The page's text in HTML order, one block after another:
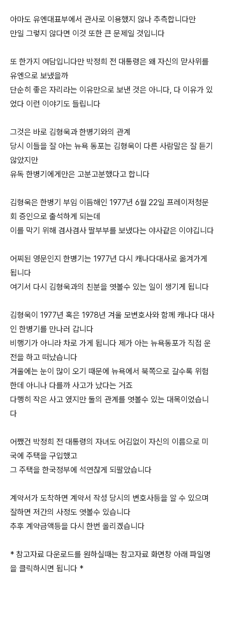
아마도 유엔대표부에서 관사로 이용했지 않나 추측합니다만
만일 그렇지 않다면 이것 또한 큰 문제일 것입니다
또 한가지 여담입니다만 박정희 전 대통령은 왜 자신의 맏사위를
유엔으로 보냈을까
단순히 좋은 자리라는 이유만으로 보낸 것은 아니다, 다 이유가 있
었다 이런 이야기도 들립니다
그것은 바로 김형욱과 한병기와의 관계
당시 이들을 잘 아는 뉴욕 동포는 김형욱이 다른 사람말은 잘 듣기
않았지만
유독 한병기에게만은 고분고분했다고 합니다
김형욱은 한병기 부임 이듬해인 1977년 6월 22일 프레이저청문
회 증인으로 출석하게 되는데
이를 막기 위해 겸사겸사 딸부부를 보냈다는 야사같은 이야깁니다
어찌된 영문인지 한병기는 1977년 다시 캐나다대사로 옮겨가게
됩니다
여기서 다시 김형욱과의 친분을 엿볼수 있는 일이 생기게 됩니다
김형욱이 1977년 혹은 1978년 겨울 모변호사와 함께 캐나다 대사
인 한병기를 만나러 갑니다
비행기가 아니라 차로 가게 됩니다 제가 아는 뉴욕동포가 직접 운
전을 하고 떠났습니다
겨울에는 눈이 많이 오기 때문에 뉴욕에서 북쪽으로 갈수록 위험
한데 아니나 다를까 사고가 났다는 거죠
다행히 작은 사고 였지만 둘의 관계를 엿볼수 있는 대목이었습니
다
어쨌건 박정희 전 대통령의 자녀도 어김없이 자신의 이름으로 미
국에 주택을 구입했고
그 주택을 한국정부에 석연챦게 되팔았습니다
계약서가 도착하면 계약서 작성 당시의 변호사등을 알 수 있으며
잘하면 저간의 사정도 엿볼수 있습니다
추후 계약금액등을 다시 한번 올리겠습니다
* 참고자료 다운로드를 원하실때는 참고자료 화면창 아래 파일명
을 클릭하시면 됩니다 *